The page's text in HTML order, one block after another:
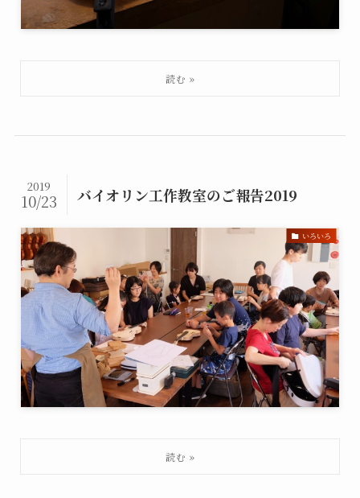
バイオリン工作教室のご報告2019
2019
10/23
いろいろ